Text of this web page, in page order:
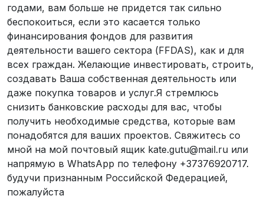
годами, вам больше не придется так сильно
беспокоиться, если это касается только
финансирования фондов для развития
деятельности вашего сектора (FFDAS), как и для
всех граждан. Желающие инвестировать, строить,
создавать Ваша собственная деятельность или
даже покупка товаров и услуг.Я стремлюсь
снизить банковские расходы для вас, чтобы
получить необходимые средства, которые вам
понадобятся для ваших проектов. Свяжитесь со
мной на мой почтовый ящик kate.gutu@mail.ru или
напрямую в WhatsApp по телефону +37376920717.
будучи признанным Российской Федерацией,
пожалуйста